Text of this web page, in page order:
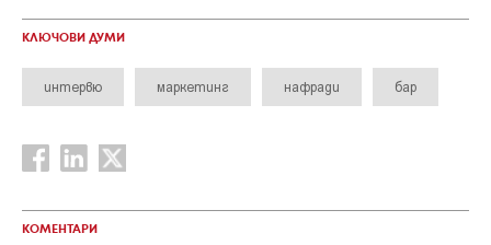
КЛЮЧОВИ ДУМИ
интервю маркетинг нафради бар
КОМЕНТАРИ